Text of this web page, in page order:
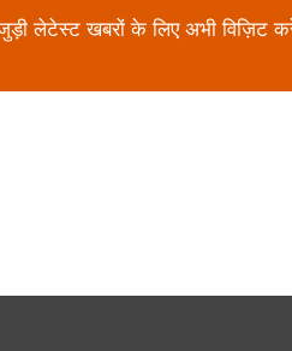
लेटेस्ट खबरों के लिए अभी विज़िट